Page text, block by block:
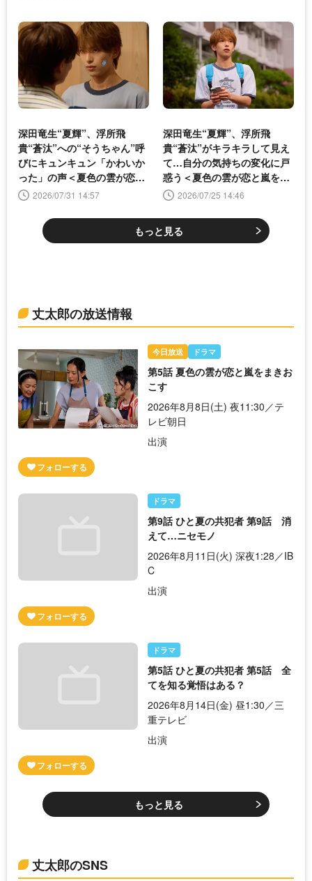
深田竜生“夏輝”、浮所飛
貴“蒼汰”への“そうちゃん”呼
びにキュンキュン「かわいか
った」の声＜夏色の雲が恋と
嵐をまきおこす＞
2026/07/31 14:57
深田竜生“夏輝”、浮所飛
貴“蒼汰”がキラキラして見え
て…自分の気持ちの変化に戸
惑う＜夏色の雲が恋と嵐をま
きおこす＞
2026/07/25 14:46
もっと見る
丈太郎の放送情報
今日放送 ドラマ
第5話 夏色の雲が恋と嵐をまきお
こす
2026年8月8日(土) 夜11:30／テ
レビ朝日
出演
ドラマ
第9話 ひと夏の共犯者 第9話 消
えて…ニセモノ
2026年8月11日(火) 深夜1:28／IB
C
出演
ドラマ
第5話 ひと夏の共犯者 第5話 全
てを知る覚悟はある？
2026年8月14日(金) 昼1:30／三
重テレビ
出演
もっと見る
丈太郎のSNS